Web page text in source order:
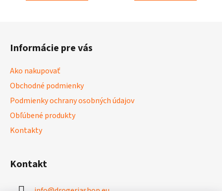
Informácie pre vás
Ako nakupovať
Obchodné podmienky
Podmienky ochrany osobných údajov
Obľúbené produkty
Kontakty
Kontakt